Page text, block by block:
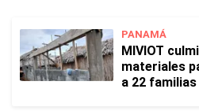
PANAMÁ
MIVIOT
materiales
a 22 familias